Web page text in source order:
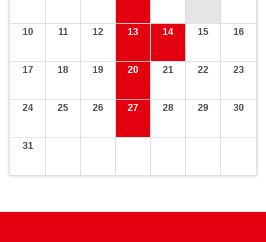
10 11 12 13 14 15 16
17 18 19 20 21 22 23
24 25 26 27 28 29 30
31